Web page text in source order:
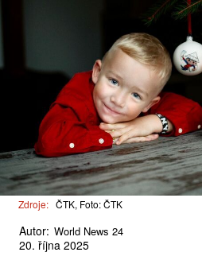
Zdroje: ČTK, Foto: ČTK
Autor: World News 24
20. října 2025